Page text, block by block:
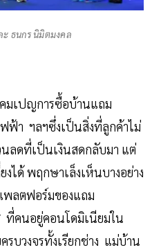
ะ ธนกร นิมิตมงคล
มเปญการซื้อบ้านแถม
ฟฟ้า ฯลฯซึ่งเป็นสิ่งที่ลูกค้าไม่
นลดที่เป็นเงินสดกลับมา แต่
งได้ พฤกษาเล็งเห็นบางอย่าง
พลตฟอร์มของแถม
ที่คนอยู่คอนโดมิเนียมใน
รบวงจรทั้งเรียกช่าง แม่บ้าน